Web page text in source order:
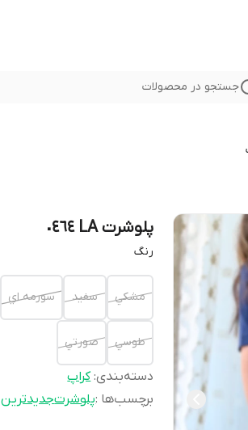
جستجو در محصولات
پلوشرت LA ٠٤٦٤
رنگ
مشكي سفيد سورمه اي
طوسي صورتي
دسته‌بندی:كراپ
برچسب‌ها :پلوشرتجديدترين